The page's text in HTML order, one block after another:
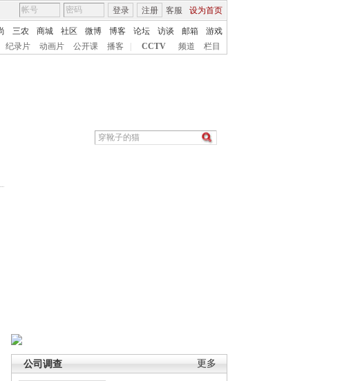
客服 设为首页
登录 注册
三农 商城 社区 微博 博客 论坛 访谈 邮箱
游戏
纪录片 动画片 公开课 播客 CCTV 频道 栏目
更多
公司调查